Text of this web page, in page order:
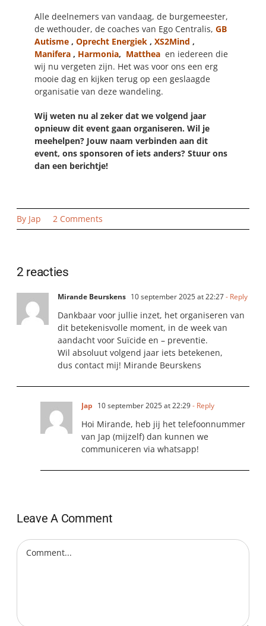
Alle deelnemers van vandaag, de burgemeester,
de wethouder, de coaches van Ego Centralis, GB
Autisme, Oprecht Energiek, XS2Mind ,
Manifera, Harmonia, Matthea en iedereen die
wij nu vergeten zijn. Het was voor ons een erg
mooie dag en kijken terug op een geslaagde
organisatie van deze wandeling.
Wij weten nu al zeker dat we volgend jaar
opnieuw dit event gaan organiseren. Wil je
meehelpen? Jouw naam verbinden aan dit
event, ons sponsoren of iets anders? Stuur ons
dan een berichtje!
By Jap 2 Commentson
Eindelijk
into
Light
2 reacties
Mirande Beurskens 10 september 2025 at 22:27- Reply
Dankbaar voor jullie inzet, het organiseren van
dit betekenisvolle moment, in de week van
aandacht voor Suïcide en – preventie.
Wil absoluut volgend jaar iets betekenen,
dus contact mij! Mirande Beurskens
Jap 10 september 2025 at 22:29- Reply
Hoi Mirande, heb jij het telefoonnummer
van Jap (mijzelf) dan kunnen we
communiceren via whatsapp!
Leave A Comment
Comment